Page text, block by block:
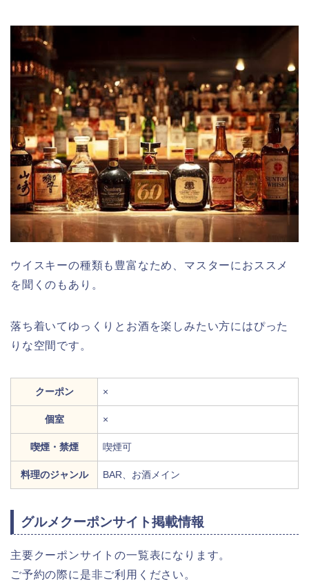
ウイスキーの種類も豊富なため、マスターにおススメ
を聞くのもあり。
落ち着いてゆっくりとお酒を楽しみたい方にはぴった
りな空間です。
クーポン ×
個室 ×
喫煙・禁煙 喫煙可
料理のジャンル BAR、お酒メイン
グルメクーポンサイト掲載情報
主要クーポンサイトの一覧表になります。
ご予約の際に是非ご利用ください。